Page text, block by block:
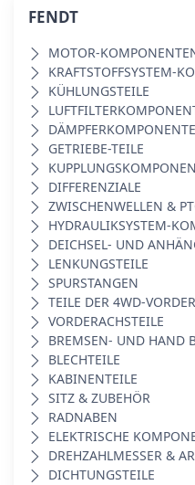
FENDT
MOTOR-
KRAFTSTOFFSYSTEM-
KÜHLUNGSTEILE
GETRIEBE-TEILE
DIFFERENZIALE
ZWISCHENWELLEN &
HYDRAULIKSYSTEM-
DEICHSEL- UND
LENKUNGSTEILE
SPURSTANGEN
TEILE DER 4WD-
VORDERACHSTEILE
BREMSEN- UND HAND
BLECHTEILE
KABINENTEILE
SITZ & ZUBEHÖR
RADNABEN
ELEKTRISCHE
DREHZAHLMESSER &
DICHTUNGSTEILE